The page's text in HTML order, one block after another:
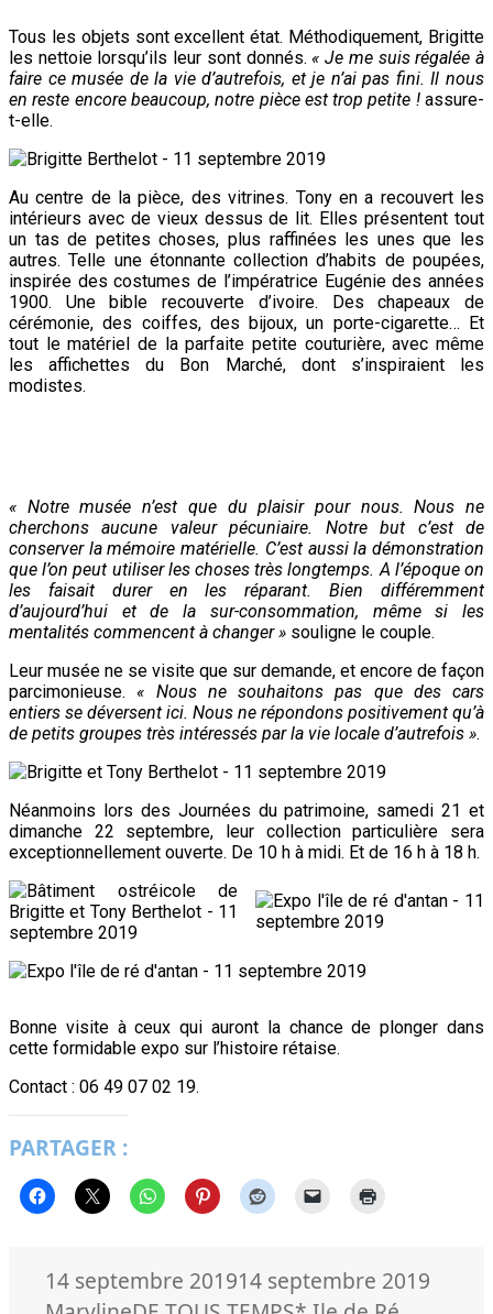
Tous les objets sont excellent état. Méthodiquement, Brigitte
les nettoie lorsqu’ils leur sont donnés.« Je me suis régalée à
faire ce musée de la vie d’autrefois, et je n’ai pas fini. Il nous
en reste encore beaucoup, notre pièce est trop petite ! assure-
t-elle.
Au centre de la pièce, des vitrines. Tony en a recouvert les
intérieurs avec de vieux dessus de lit. Elles présentent tout
un tas de petites choses, plus raffinées les unes que les
autres. Telle une étonnante collection d’habits de poupées,
inspirée des costumes de l’impératrice Eugénie des années
1900. Une bible recouverte d’ivoire. Des chapeaux de
cérémonie, des coiffes, des bijoux, un porte-cigarette… Et
tout le matériel de la parfaite petite couturière, avec même
les affichettes du Bon Marché, dont s’inspiraient les
modistes.
« Notre musée n’est que du plaisir pour nous. Nous ne
cherchons aucune valeur pécuniaire. Notre but c’est de
conserver la mémoire matérielle. C’est aussi la démonstration
que l’on peut utiliser les choses très longtemps. A l’époque on
les faisait durer en les réparant. Bien différemment
d’aujourd’hui et de la sur-consommation, même si les
mentalités commencent à changer » souligne le couple.
Leur musée ne se visite que sur demande, et encore de façon
parcimonieuse.« Nous ne souhaitons pas que des cars
entiers se déversent ici. Nous ne répondons positivement qu’à
de petits groupes très intéressés par la vie locale d’autrefois ».
Néanmoins lors des Journées du patrimoine, samedi 21 et
dimanche 22 septembre, leur collection particulière sera
exceptionnellement ouverte. De 10 h à midi. Et de 16 h à 18 h.
Bonne visite à ceux qui auront la chance de plonger dans
cette formidable expo sur l’histoire rétaise.
Contact : 06 49 07 02 19.
PARTAGER :
Publié
14 septembre 201914 septembre 2019